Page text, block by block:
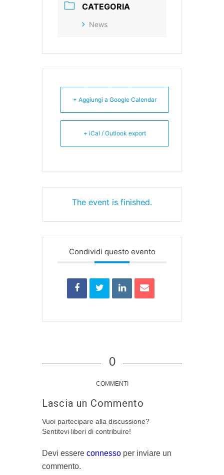
CATEGORIA
News
+ Aggiungi a Google Calendar
+ iCal / Outlook export
The event is finished.
Condividi questo evento
0
COMMENTI
Lascia un Commento
Vuoi partecipare alla discussione?
Sentitevi liberi di contribuire!
Devi essere connesso per inviare un
commento.